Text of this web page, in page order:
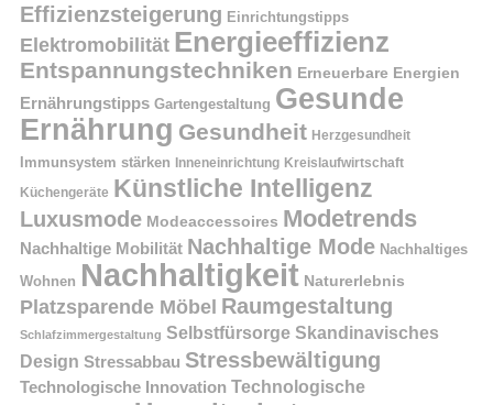
Effizienzsteigerung Einrichtungstipps
Elektromobilität Energieeffizienz
Entspannungstechniken Erneuerbare Energien
Ernährungstipps Gartengestaltung Gesunde
Ernährung Gesundheit Herzgesundheit
Immunsystem stärken Inneneinrichtung Kreislaufwirtschaft
Küchengeräte Künstliche Intelligenz
Luxusmode Modeaccessoires Modetrends
Nachhaltige Mobilität Nachhaltige Mode Nachhaltiges
Wohnen Nachhaltigkeit Naturerlebnis
Platzsparende Möbel Raumgestaltung
Schlafzimmergestaltung Selbstfürsorge Skandinavisches
Design Stressabbau Stressbewältigung
Technologische Innovation Technologische